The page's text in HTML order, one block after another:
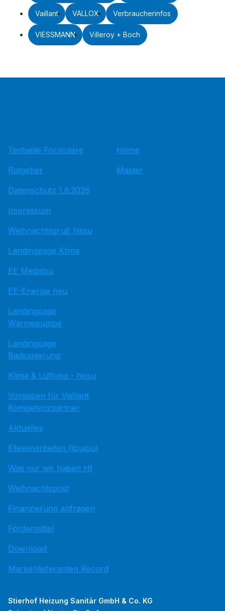
Vaillant VALLOX Verbraucherinfos
VIESSMANN Villeroy + Boch
Testseite Formulare
Ratgeber
Datenschutz 1.6.2026
Impressum
Weihnachtsgruß hissu
Landingpage Klima
EE Medatsu
EE-Energie neu
Landingpage
Wärmepumpe
Landingpage
Badsanierung
Klima & Lüftung - hissu
Vorgaben für Vaillant
Kompetenzpartner
Aktuelles
Fliesenarbeiten (toujou)
Was nur wir haben HI
Weihnachtspost
Finanzierung anfragen
Fördermittel
Download
Markenlieferanten Record
Home
Master
Stierhof Heizung Sanitär GmbH & Co. KG